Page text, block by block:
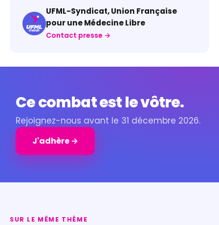
UFML-Syndicat, Union Française
pour une Médecine Libre
Contact presse →
Ce combat est le vôtre.
Rejoignez-nous avant le 31 décembre 2026.
J'adhère →
SUR LE MÊME THÈME